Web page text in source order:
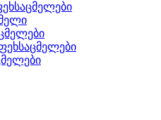
ფეხსაცმელები